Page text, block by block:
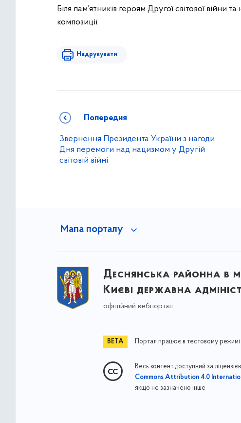
Біля пам’ятників героям Другої світової війни
композиції.
Надрукувати
Попередня
Звернення Президента України з нагоди
Дня перемоги над нацизмом у Другій
світовій війні
Мапа порталу
Деснянська районна в
Києві державна
офіційний вебпортал
Портал працює в тестовому режимі
Весь контент доступний за
Commons Attribution 4.0
якщо не зазначено інше